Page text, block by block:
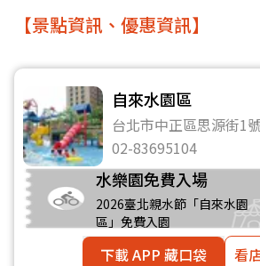
【景點資訊、優惠資訊】
自來水園區
台北市中正區思源街1
02-83695104
水樂園免費入場
2026臺北親水節「自來水園
區」免費入園
下載 APP 藏口袋 看